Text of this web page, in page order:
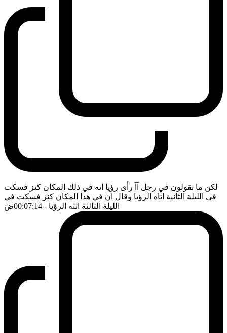
لكن ما تقولون في رجل آآ رأى رؤيا انه في ذلك المكان كنز فسكت
في الليلة الثانية اتاه الرؤيا وقال ان في هذا المكان كنز فسكت في
الليلة الثالثة اتته الرؤيا - 00:07:14 ضَ